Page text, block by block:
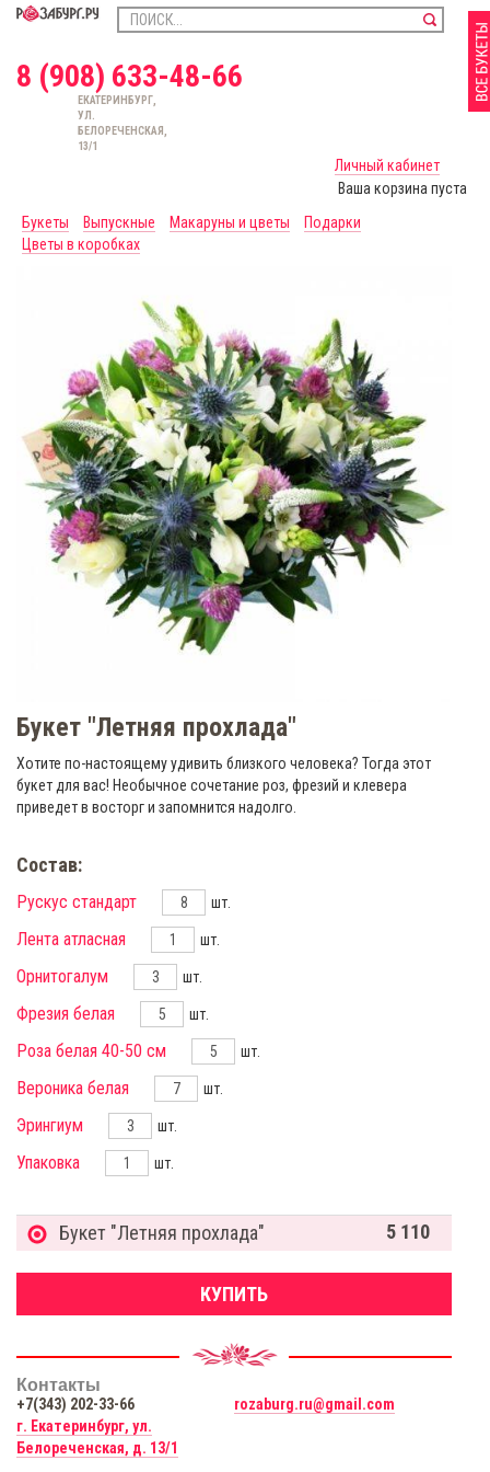
8 (908) 633-48-66
ЕКАТЕРИНБУРГ,
УЛ.
БЕЛОРЕЧЕНСКАЯ,
13/1
Личный кабинет
Ваша корзина пуста
Букеты
Выпускные Макаруны и цветы
Подарки
Цветы в коробках
Букет "Летняя прохлада"
Хотите по-настоящему удивить близкого человека? Тогда этот
букет для вас! Необычное сочетание роз, фрезий и клевера
приведет в восторг и запомнится надолго.
Состав:
Рускус стандарт шт.
Лента атласная шт.
Орнитогалум шт.
Фрезия белая шт.
Роза белая 40-50 см шт.
Вероника белая шт.
Эрингиум шт.
Упаковка шт.
Букет "Летняя прохлада" 5 110
КУПИТЬ
Контакты
+7(343) 202-33-66
rozaburg.ru@gmail.com
г. Екатеринбург, ул.
Белореченская, д. 13/1